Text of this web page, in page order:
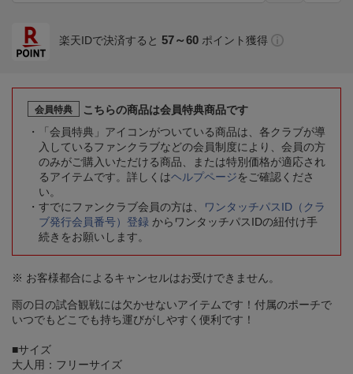
楽天IDで決済すると 57～60 ポイント獲得
会員特典
こちらの商品は会員特典商品です
「会員特典」アイコンがついている商品は、各クラブが導
入しているファンクラブなどの会員制度により、会員の方
のみがご購入いただける商品、または特別価格が適応され
るアイテムです。詳しくはヘルプページをご確認くださ
い。
すでにファンクラブ会員の方は、
ワンタッチパスID（クラ
ブ発行会員番号）登録 からワンタッチパスIDの紐付け手
続きをお願いします。
※ お客様都合によるキャンセルはお受けできません。
雨の日の試合観戦には欠かせないアイテムです！付属のポーチで
いつでもどこでも持ち運びがしやすく便利です！
■サイズ
大人用：フリーサイズ